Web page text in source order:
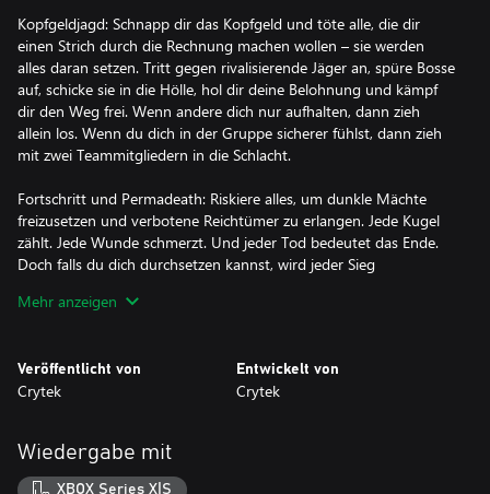
Kopfgeldjagd: Schnapp dir das Kopfgeld und töte alle, die dir
einen Strich durch die Rechnung machen wollen – sie werden
alles daran setzen. Tritt gegen rivalisierende Jäger an, spüre Bosse
auf, schicke sie in die Hölle, hol dir deine Belohnung und kämpf
dir den Weg frei. Wenn andere dich nur aufhalten, dann zieh
allein los. Wenn du dich in der Gruppe sicherer fühlst, dann zieh
mit zwei Teammitgliedern in die Schlacht.
Fortschritt und Permadeath: Riskiere alles, um dunkle Mächte
freizusetzen und verbotene Reichtümer zu erlangen. Jede Kugel
zählt. Jede Wunde schmerzt. Und jeder Tod bedeutet das Ende.
Doch falls du dich durchsetzen kannst, wird jeder Sieg
wartest, zuzuschlagen. Die Welt spricht mit dir. Jeder Schuss ist
eine Nachricht; jeder bellende Hund ist eine Warnung. Aus den
Chance, zu überleben.
Mehr anzeigen
Veröffentlicht von
Crytek
Entwickelt von
Crytek
Wiedergabe mit
XBOX Series X|S